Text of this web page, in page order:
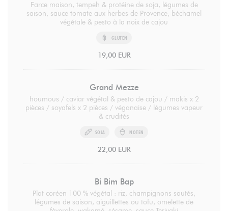
Farce maison, tempeh & protéine de soja, légumes de
saison, sauce tomate aux herbes de Provence, béchamel
végétale & pesto à la noix de cajou
GLUTEN
19,00 EUR
Grand Mezze
houmous / caviar végétal & pesto de cajou / makis x 2
pièces / soyafels x 2 pièces / véganaise / légumes vapeur
& crudités
SOJA NOTEN
22,00 EUR
Bi Bim Bap
Plat coréen 100 % végétal : riz, champignons sautés,
légumes de saison, aiguillettes ou tofu, omelette de